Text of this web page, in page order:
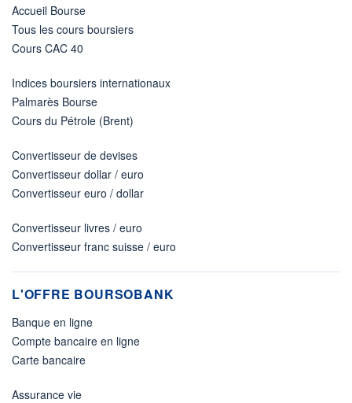
Accueil Bourse
Tous les cours boursiers
Cours CAC 40
Indices boursiers internationaux
Palmarès Bourse
Cours du Pétrole (Brent)
Convertisseur de devises
Convertisseur dollar / euro
Convertisseur euro / dollar
Convertisseur livres / euro
Convertisseur franc suisse / euro
L'OFFRE BOURSOBANK
Banque en ligne
Compte bancaire en ligne
Carte bancaire
Assurance vie